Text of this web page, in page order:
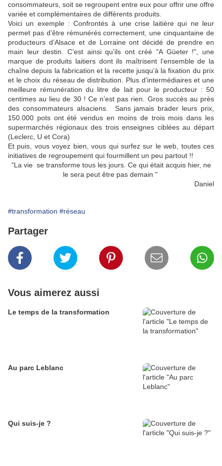
consommateurs, soit se regroupent entre eux pour offrir une offre
variée et complémentaires de différents produits.
Voici un exemple : Confrontés à une crise laitière qui ne leur
permet pas d’être rémunérés correctement, une cinquantaine de
producteurs d’Alsace et de Lorraine ont décidé de prendre en
main leur destin. C’est ainsi qu’ils ont créé "A Güeter !", une
marque de produits laitiers dont ils maîtrisent l’ensemble de la
chaîne depuis la fabrication et la recette jusqu’à la fixation du prix
et le choix du réseau de distribution. Plus d’intermédiaires et une
meilleure rémunération du litre de lait pour le producteur : 50
centimes au lieu de 30 ! Ce n’est pas rien. Gros succès au près
des consommateurs alsaciens. Sans jamais brader leurs prix,
150.000 pots ont été vendus en moins de trois mois dans les
supermarchés régionaux des trois enseignes ciblées au départ
(Leclerc, U et Cora)
Et puis, vous voyez bien, vous qui surfez sur le web, toutes ces
initiatives de regroupement qui fourmillent un peu partout !!
"La vie se transforme tous les jours. Ce qui était acquis hier, ne
le sera peut être pas demain "
Daniel
#transformation #réseau
Partager
Vous aimerez aussi
Le temps de la transformation
Au parc Leblanc
Qui suis-je ?